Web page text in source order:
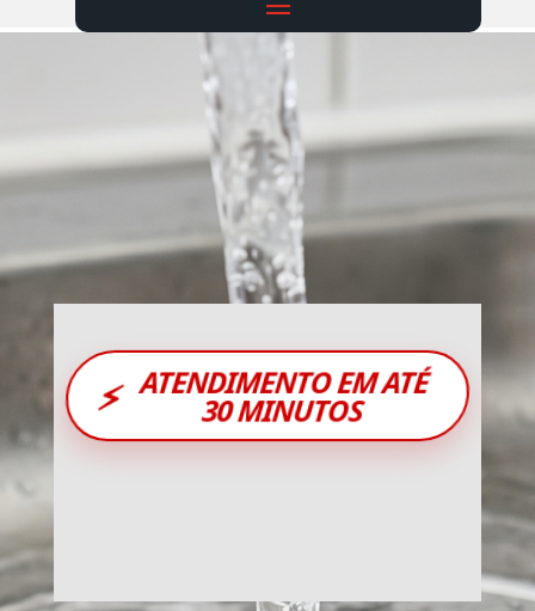
⚡ ATENDIMENTO EM ATÉ
30 MINUTOS